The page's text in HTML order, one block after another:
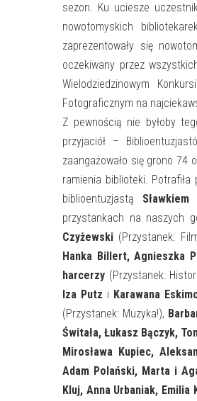
sezon. Ku uciesze
nowotomyskich
zaprezentowały się
oczekiwany przez
Wielodziedzinowym
Fotograficznym na
Z pewnością nie byłoby
przyjaciół –
zaangażowało się grono 74
ramienia biblioteki.
biblioentuzjastą Sławkiem
przystankach na naszych
Czyżewski (Przystanek:
Hanka Billert, Agnieszka
harcerzy (Przystanek:
Iza Putz i Karawana
(Przystanek: Muzyka!),
Świtała, Łukasz Bączyk,
Mirosława Kupiec,
Adam Polański, Marta i
Kluj, Anna Urbaniak, Emilia